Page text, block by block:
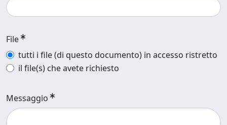
File
tutti i file (di questo documento) in accesso ristretto
il file(s) che avete richiesto
Messaggio